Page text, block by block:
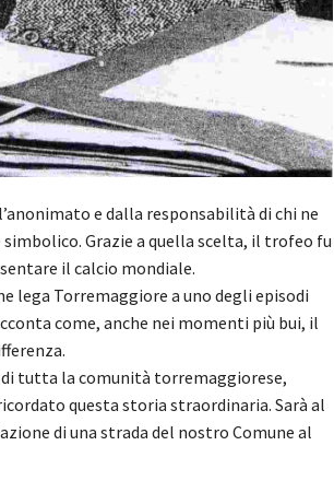
e dalla responsabilità di chi ne
Grazie a quella scelta, il trofeo fu
il calcio mondiale.
lega Torremaggiore a uno degli episodi
come, anche nei momenti più bui, il
tutta la comunità torremaggiorese,
questa storia straordinaria. Sarà al
di una strada del nostro Comune al